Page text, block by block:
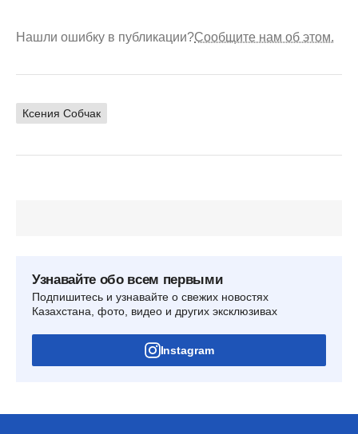
Нашли ошибку в публикации?Сообщите нам об этом.
Ксения Собчак
Узнавайте обо всем первыми
Подпишитесь и узнавайте о свежих новостях
Казахстана, фото, видео и других эксклюзивах
Instagram